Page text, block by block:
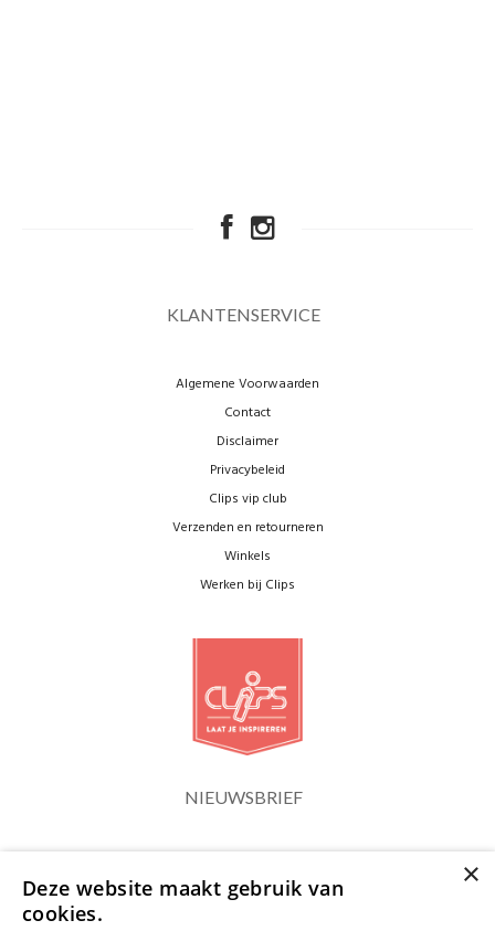
KLANTENSERVICE
Algemene Voorwaarden
Contact
Disclaimer
Privacybeleid
Clips vip club
Verzenden en retourneren
Winkels
Werken bij Clips
NIEUWSBRIEF
×
Deze website maakt gebruik van
cookies.